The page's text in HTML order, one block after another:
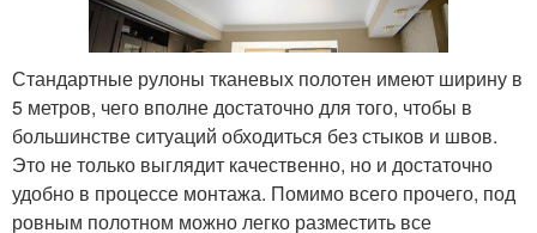
Стандартные рулоны тканевых полотен имеют ширину в
5 метров, чего вполне достаточно для того, чтобы в
большинстве ситуаций обходиться без стыков и швов.
Это не только выглядит качественно, но и достаточно
удобно в процессе монтажа. Помимо всего прочего, под
ровным полотном можно легко разместить все